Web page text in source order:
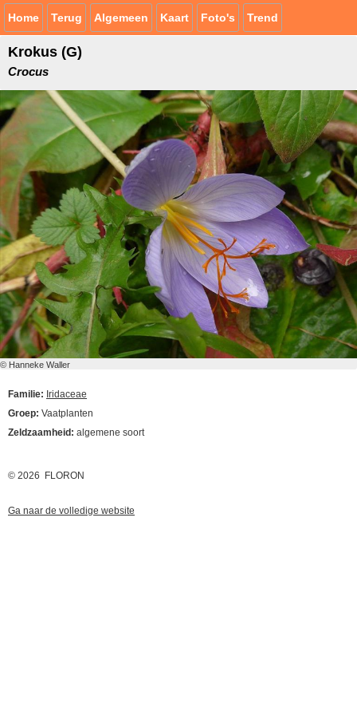
Home Terug Algemeen Kaart Foto's Trend
Krokus (G)
Crocus
© Hanneke Waller
Familie: Iridaceae
Groep: Vaatplanten
Zeldzaamheid: algemene soort
© 2026 FLORON
Ga naar de volledige website